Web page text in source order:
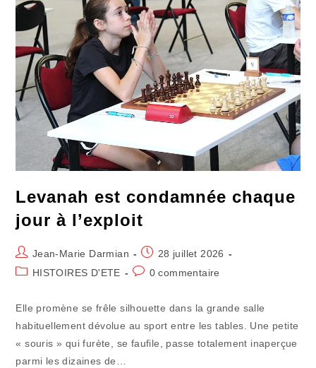
Levanah est condamnée chaque
jour à l’exploit
Auteur/autrice
de
Jean-Marie Darmian
Publication
publiée :
28 juillet 2026
PostHISTOIRES D'ETE
Commentaires
0 commentaire
Elle promène se frêle silhouette dans la grande salle
habituellement dévolue au sport entre les tables. Une petite
« souris » qui furète, se faufile, passe totalement inaperçue
parmi les dizaines de…